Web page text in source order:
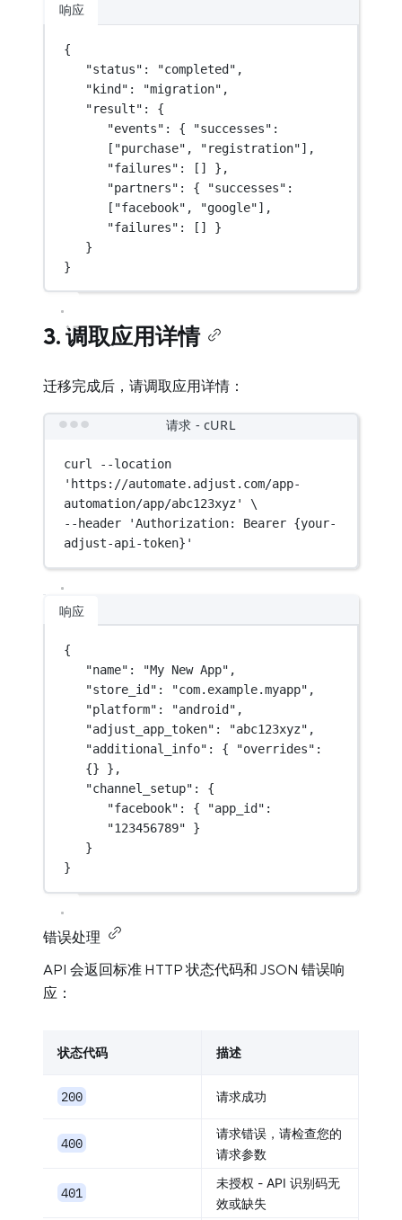
响应
{
"status" : "completed" ,
"kind" : "migration" ,
"result" : {
"events" : { "successes" :
[ "purchase" , "registration"
"failures" : [] },
"partners" : { "successes" :
[ "facebook" , "google"
"failures" : [] }
}
}
3. 调取应用详情
迁移完成后，请调取应用详情：
请求 - cURL
curl
--location
'https://automate.adjust.com/app-
automation/app/abc123xyz'
\
--header
'Authorization: Bearer {your-
adjust-api-token}'
响应
{
"name" : "My New App" ,
"store_id" : "com.example.myapp" ,
"platform" : "android" ,
"adjust_app_token" : "abc123xyz" ,
"additional_info" : { "overrides" :
{} },
"channel_setup" : {
"facebook" : { "app_id"
"123456789" }
}
}
错误处理
API 会返回标准 HTTP 状态代码和 JSON 错误响
应：
状态代码 描述
200 请求成功
400
请求错误，请检查您的
请求参数
401
未授权 - API 识别码无
效或缺失